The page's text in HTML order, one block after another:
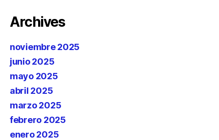
Archives
noviembre 2025
junio 2025
mayo 2025
abril 2025
marzo 2025
febrero 2025
enero 2025